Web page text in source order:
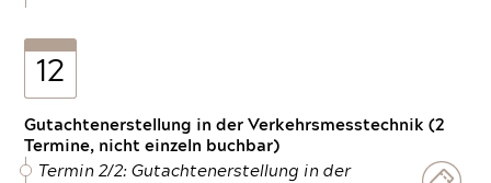
12
Gutachtenerstellung in der Verkehrsmesstechnik (2
Termine, nicht einzeln buchbar)
Termin 2/2: Gutachtenerstellung in der